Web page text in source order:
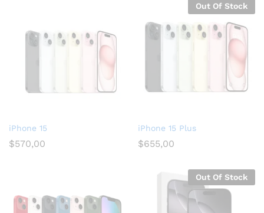
iPhone 15
$570,00
Out Of Stock
iPhone 15 Plus
$655,00
Out Of Stock